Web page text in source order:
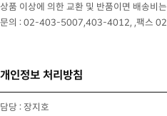
상품 이상에 의한 교환 및 반품이면 배송비는
문의 : 02-403-5007,403-4012, ,팩스
개인정보 처리방침
담당 : 장지호